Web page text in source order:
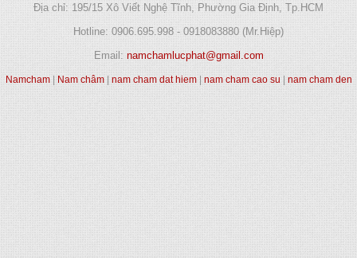
Địa chỉ: 195/15 Xô Viết Nghệ Tĩnh, Phường Gia Định, Tp.HCM
Hotline: 0906.695.998 - 0918083880 (Mr.Hiệp)
Email: namchamlucphat@gmail.com
Namcham| Nam châm| nam cham dat hiem| nam cham cao su | nam cham den